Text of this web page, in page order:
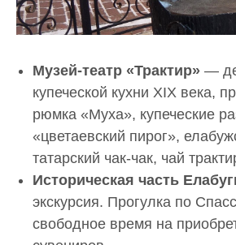
Музей-театр «Трактир» —
купеческой кухни XIX века,
рюмка «Муха», купеческие
«цветаевский пирог»,
татарский чак-чак, чай
Историческая часть
экскурсия. Прогулка по
свободное время на